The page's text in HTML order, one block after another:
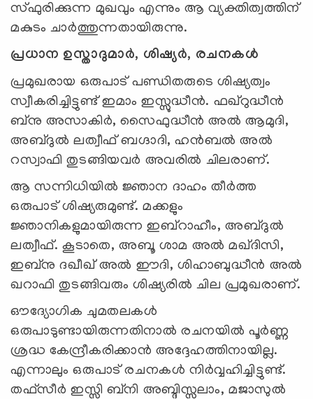
സ്ഫുരിക്കുന്ന മുഖവും എന്നും ആ വ്യക്തിത്വത്തിന്‌
മകുടം ചാർത്തുന്നതായിരുന്നു.
പ്രധാന ഉസ്താദുമാർ, ശിഷ്യർ, രചനകൾ
പ്രമുഖരായ ഒരുപാട് പണ്ഡിതരുടെ ശിഷ്യത്വം
സ്വീകരിച്ചിട്ടുണ്ട് ഇമാം ഇസ്സുദ്ധീൻ. ഫഖ്റുദ്ധീൻ
ബ്നു അസാകിർ, സൈഫുദ്ധീൻ അൽ ആമുദി,
അബ്ദുൽ ലത്വീഫ് ബഗ്ദാദി, ഹൻബൽ അൽ
റസ്വാഫി തുടങ്ങിയവർ അവരിൽ ചിലരാണ്.
ആ സന്നിധിയിൽ ജ്ഞാന ദാഹം തീർത്ത
ഒരുപാട് ശിഷ്യരുമുണ്ട്. മക്കളും
ജ്ഞാനികളുമായിരുന്ന ഇബ്റാഹീം, അബ്ദുൽ
ലത്വീഫ്. കൂടാതെ, അബൂ ശാമ അൽ മഖ്ദിസി,
ഇബ്നു ദഖീഖ് അൽ ഈദി, ശിഹാബുദ്ധീൻ അൽ
ഖറാഫി തുടങ്ങിവരും ശിഷ്യരിൽ ചില പ്രമുഖരാണ്.
ഔദ്യോഗിക ചുമതലകൾ
ഒരുപാടുണ്ടായിരുന്നതിനാൽ രചനയിൽ പൂർണ്ണ
ശ്രദ്ധ കേന്ദ്രീകരിക്കാൻ അദ്ദേഹത്തിനായില്ല.
എന്നാലും ഒരുപാട് രചനകൾ നിർവ്വഹിച്ചിട്ടുണ്ട്.
തഫ്സീർ ഇസ്സി ബ്നി അബ്ദിസ്സലാം, മജാസുൽ